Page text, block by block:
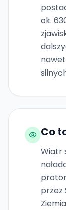
ok.
Co
Wiatr
przez